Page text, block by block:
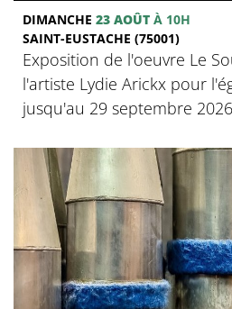
DIMANCHE 23 AOÛT À 10H
SAINT-EUSTACHE (75001)
Exposition de l'oeuvre Le
l'artiste Lydie Arickx pour
jusqu'au 29 septembre 2026